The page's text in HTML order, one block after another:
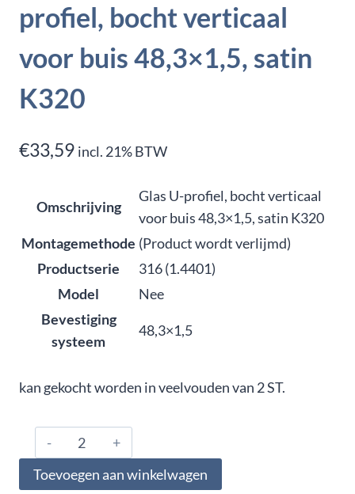
profiel, bocht verticaal
voor buis 48,3×1,5, satin
K320
€33,59 incl. 21% BTW
Omschrijving
Glas U-profiel, bocht verticaal
voor buis 48,3×1,5, satin K320
Montagemethode (Product wordt verlijmd)
Productserie
316 (1.4401)
Model
Nee
Bevestiging
systeem
48,3×1,5
kan gekocht worden in veelvouden van 2 ST.
316.485.1203,
Glas
U-
Toevoegen aan winkelwagen